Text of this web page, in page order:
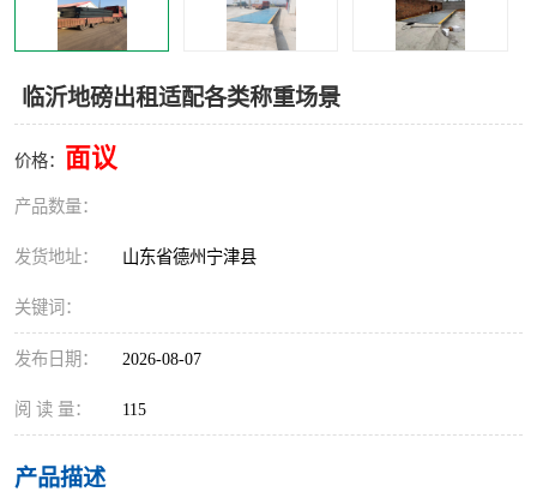
临沂地磅出租适配各类称重场景
价格： 面议
产品数量：
发货地址： 山东省德州宁津县
关键词：
发布日期： 2026-08-07
阅 读 量： 115
产品描述